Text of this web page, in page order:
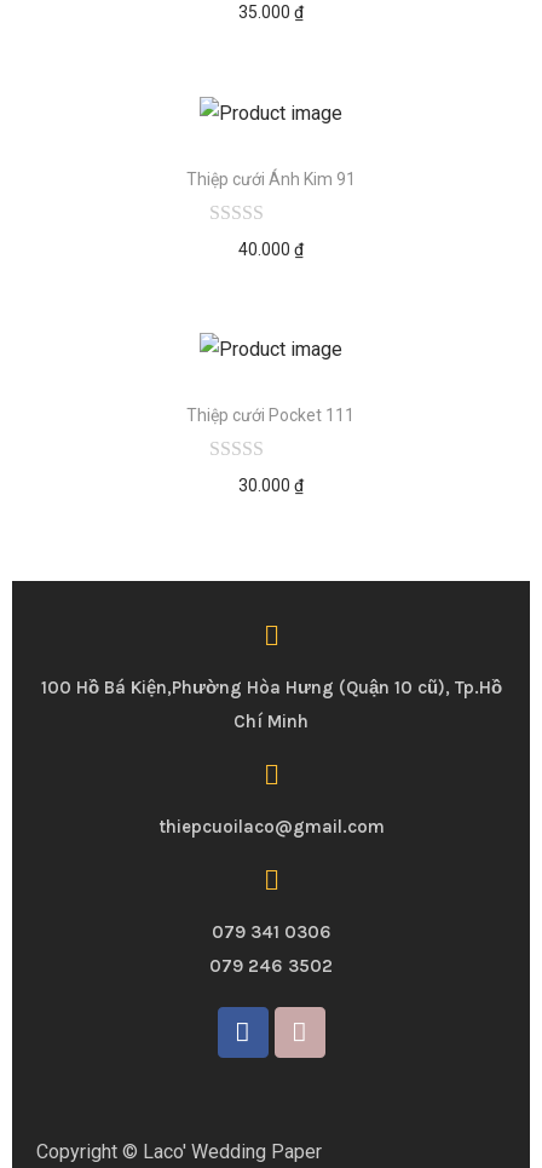
35.000 ₫
Thiệp cưới Ánh Kim 91
40.000 ₫
Thiệp cưới Pocket 111
30.000 ₫
100 Hồ Bá Kiện,Phường Hòa Hưng (Quận 10 cũ), Tp.Hồ
Chí Minh
thiepcuoilaco@gmail.com
079 341 0306
079 246 3502
Copyright © Laco' Wedding Paper